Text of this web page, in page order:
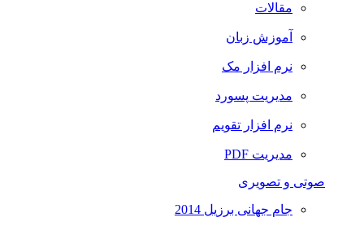
مقالات
آموزش زبان
نرم افزار مک
مدیریت پسورد
نرم افزار تقویم
مدیریت PDF
صوتی و تصویری
جام جهانی برزیل 2014